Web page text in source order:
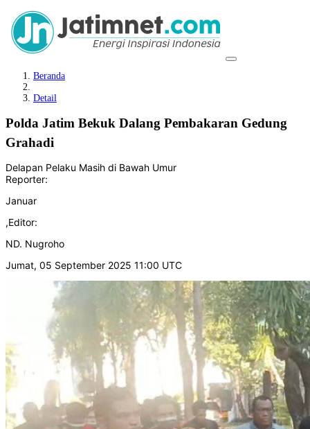
Beranda
Detail
Polda Jatim Bekuk Dalang Pembakaran Gedung
Grahadi
Delapan Pelaku Masih di Bawah Umur
Reporter:
Januar
,Editor:
ND. Nugroho
Jumat, 05 September 2025 11:00 UTC